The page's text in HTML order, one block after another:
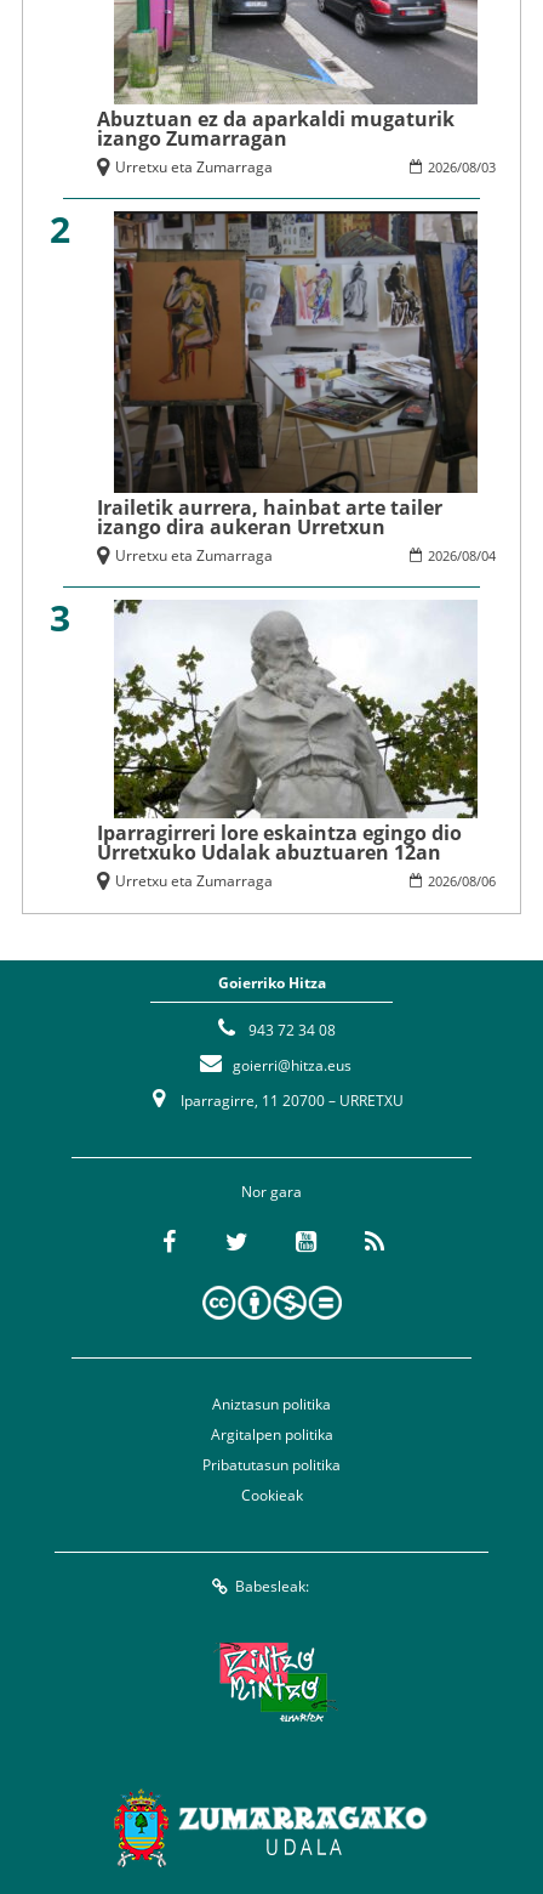
Abuztuan ez da aparkaldi mugaturik
izango Zumarragan
2026/08/03
Urretxu eta Zumarraga
2
Irailetik aurrera, hainbat arte tailer
izango dira aukeran Urretxun
2026/08/04
Urretxu eta Zumarraga
3
Iparragirreri lore eskaintza egingo dio
Urretxuko Udalak abuztuaren 12an
2026/08/06
Urretxu eta Zumarraga
Goierriko Hitza
943 72 34 08
goierri@hitza.eus
Iparragirre, 11 20700 – URRETXU
Nor gara
Aniztasun politika
Argitalpen politika
Pribatutasun politika
Cookieak
Babesleak: